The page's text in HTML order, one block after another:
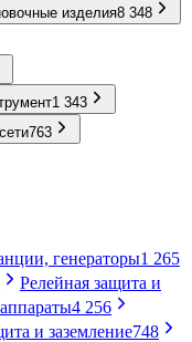
изделия8 348
1 343
763
генераторы1 265
Релейная защита и
4 256
и заземление748